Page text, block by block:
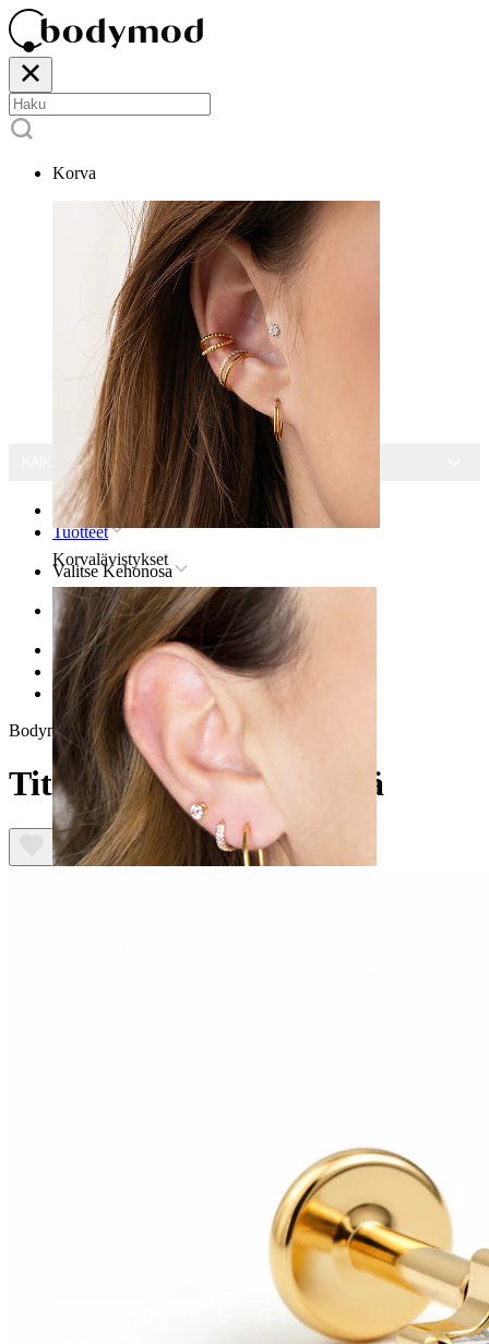
Korva
Korvalävistykset
KAIKKI KORUT -15 %
Etusivu
Tuotteet
Valitse Kehonosa
Korva
Helix
Titaaninen helix-lävistyskoru
Titaanilabret tähtikivellä
Bodymod Premium
Titaanilabret tähtikivellä